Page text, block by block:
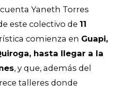
Yaneth Torres
este colectivo de 11
comienza en Guapi,
hasta llegar a la
, y que, además del
talleres donde